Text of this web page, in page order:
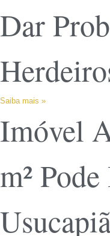
Dar
Saiba mais »
Imóvel
m²